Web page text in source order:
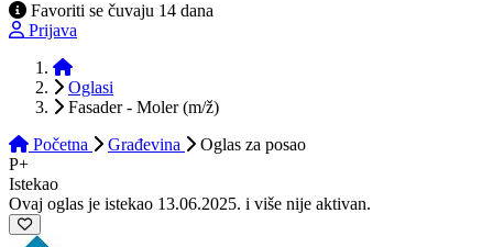
Favoriti se čuvaju 14 dana
Prijava
Početna
Oglasi
Fasader - Moler (m/ž)
Početna
Građevina Oglas za posao
P+
Istekao
Ovaj oglas je istekao 13.06.2025. i više nije aktivan.